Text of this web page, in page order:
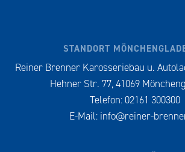
STANDORT
Reiner Brenner Karosseriebau u.
Hehner Str. 77, 41069
Telefon: 02161 300300
E-Mail: info@reiner-